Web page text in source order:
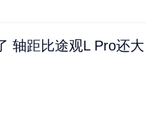
轴距比途观L Pro还大